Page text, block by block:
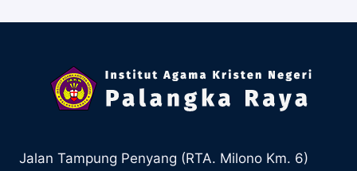
Jalan Tampung Penyang (RTA. Milono Km. 6)